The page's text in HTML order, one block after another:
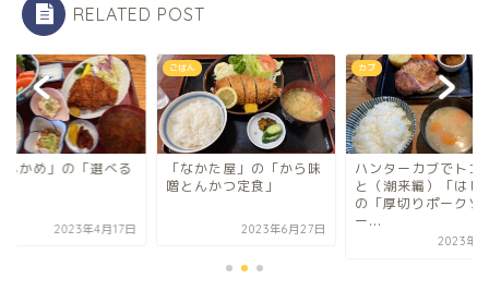
RELATED POST
んかめ」の「選べる
2023年4月17日
ごはん
「なかた屋」の「から味
噌とんかつ定食」
2023年6月27日
カブ
ハンターカブでトコ
と（潮来編）「はし
の「厚切りポークソ
ー...
2023年6